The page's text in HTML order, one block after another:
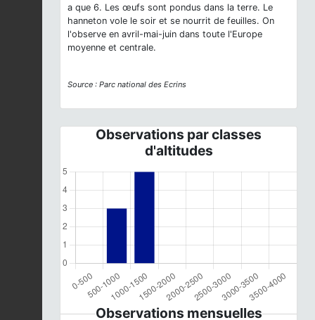
a que 6. Les œufs sont pondus dans la terre. Le
hanneton vole le soir et se nourrit de feuilles. On
l'observe en avril-mai-juin dans toute l'Europe
moyenne et centrale.
Source : Parc national des Ecrins
Observations par classes
d'altitudes
Observations mensuelles